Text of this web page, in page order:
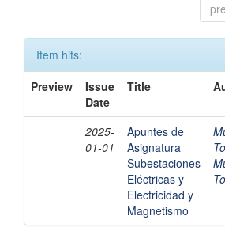
Item hits:
Preview
Issue
Date
Title
2025-
01-01
Apuntes de
Asignatura
Subestaciones
Eléctricas y
Electricidad y
Magnetismo